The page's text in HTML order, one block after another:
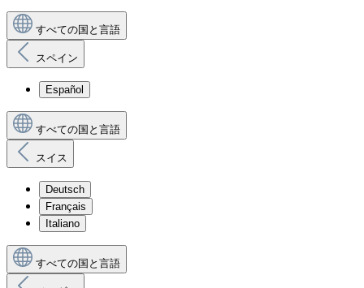
すべての国と言語
スペイン
Español
すべての国と言語
スイス
Deutsch
Français
Italiano
すべての国と言語